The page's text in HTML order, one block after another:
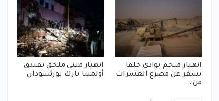
انهيار منجم بوادي حلفا
يسفر عن مصرع العشرات
من…
انهيار مبني ملحق بفندق
أولمبيا بارك بورتسودان